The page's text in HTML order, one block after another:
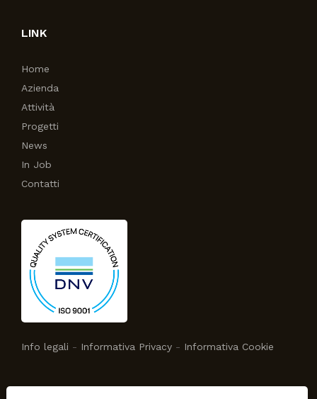
LINK
Home
Azienda
Attività
Progetti
News
In Job
Contatti
Info legali - Informativa Privacy - Informativa Cookie